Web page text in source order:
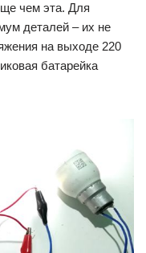
чем эта. Для
деталей – их не
на выходе 220
батарейка